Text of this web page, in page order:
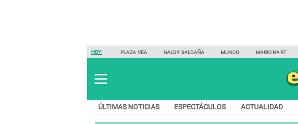
HOY: PLAZA VEA NALDY SALDAÑA MUNDO MARIO HART
ÚLTIMAS NOTICIAS ESPECTÁCULOS ACTUALIDAD